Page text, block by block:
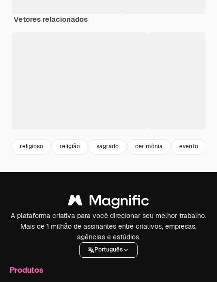
Vetores relacionados
religioso religião sagrado cerimônia evento
A plataforma criativa para você direcionar seu melhor trabalho.
Mais de 1 milhão de assinantes entre criativos, empresas,
agências e estúdios.
Português
Produtos